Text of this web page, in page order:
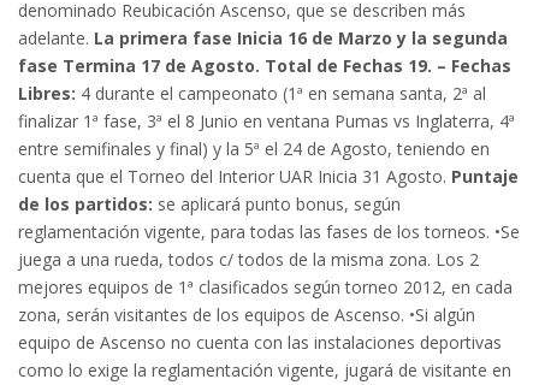
denominado Reubicación Ascenso, que se describen más
adelante. La primera fase Inicia 16 de Marzo y la segunda
fase Termina 17 de Agosto. Total de Fechas 19. – Fechas
Libres: 4 durante el campeonato (1ª en semana santa, 2ª al
finalizar 1ª fase, 3ª el 8 Junio en ventana Pumas vs Inglaterra, 4ª
entre semifinales y final) y la 5ª el 24 de Agosto, teniendo en
cuenta que el Torneo del Interior UAR Inicia 31 Agosto. Puntaje
de los partidos: se aplicará punto bonus, según
reglamentación vigente, para todas las fases de los torneos. •Se
juega a una rueda, todos c/ todos de la misma zona. Los 2
mejores equipos de 1ª clasificados según torneo 2012, en cada
zona, serán visitantes de los equipos de Ascenso. •Si algún
equipo de Ascenso no cuenta con las instalaciones deportivas
como lo exige la reglamentación vigente, jugará de visitante en